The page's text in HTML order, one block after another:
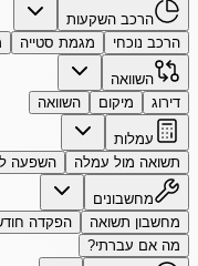
הרכב השקעות
הרכב נוכחי
מגמת סטייה
השוואה
דירוג
מיקום השוואה
עמלות
תשואה מול עמלה
השפעה
מחשבונים
מחשבון תשואה
הפקדה
מה אם עברתי?